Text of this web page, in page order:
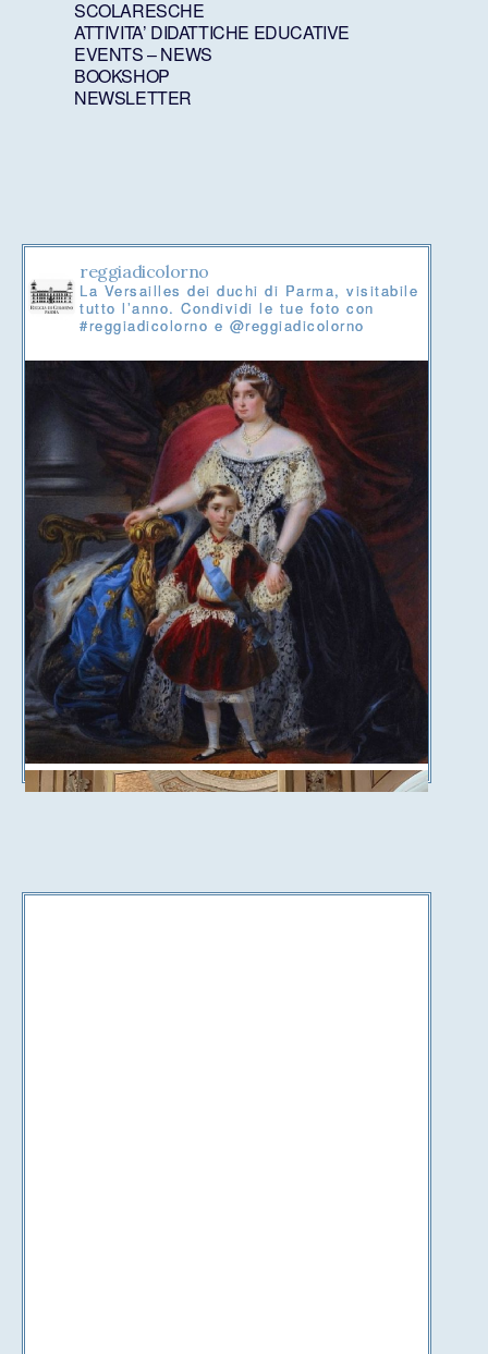
SCOLARESCHE
ATTIVITA’ DIDATTICHE EDUCATIVE
EVENTS – NEWS
BOOKSHOP
NEWSLETTER
reggiadicolorno
La Versailles dei duchi di Parma, visitabile
tutto l’anno. Condividi le tue foto con
#reggiadicolorno e @reggiadicolorno